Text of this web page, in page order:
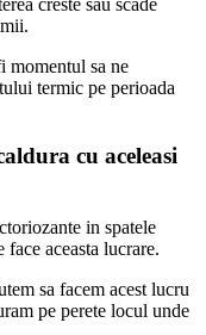
creste sau scade
momentul sa ne
termic pe perioada
cu aceleasi
in spatele
aceasta lucrare.
sa facem acest lucru
pe perete locul unde